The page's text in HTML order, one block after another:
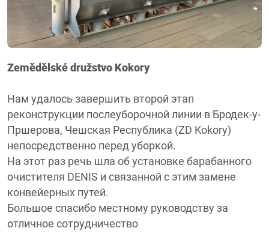
Zemědělské družstvo Kokory
Нам удалось завершить второй этап
реконструкции послеуборочной линии в Бродек-у-
Пршерова, Чешская Республика (ZD Kokory)
непосредственно перед уборкой.
На этот раз речь шла об установке барабанного
очистителя DENIS и связанной с этим замене
конвейерных путей.
Большое спасибо местному руководству за
отличное сотрудничество